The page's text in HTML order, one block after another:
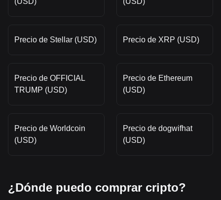
Precio de Stellar (USD) Precio de XRP (USD)
Precio de OFFICIAL
TRUMP (USD)
Precio de Ethereum
(USD)
Precio de Worldcoin
(USD)
Precio de dogwifhat
(USD)
¿Dónde puedo comprar cripto?